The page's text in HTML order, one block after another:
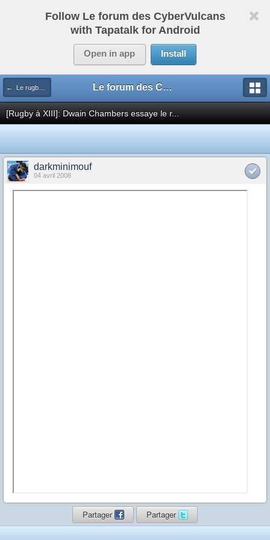
Follow Le forum des CyberVulcans
with Tapatalk for Android
Open in app Install
← Le rugby international Le forum des CyberVulcans
[Rugby à XIII]: Dwain Chambers essaye le r...
darkminimouf
04 avril 2008
Partager Partager